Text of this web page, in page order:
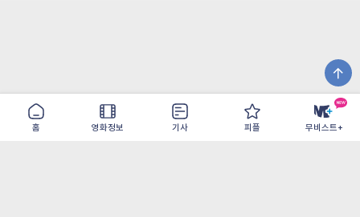
홈 영화정보 기사 피플 무비스트+